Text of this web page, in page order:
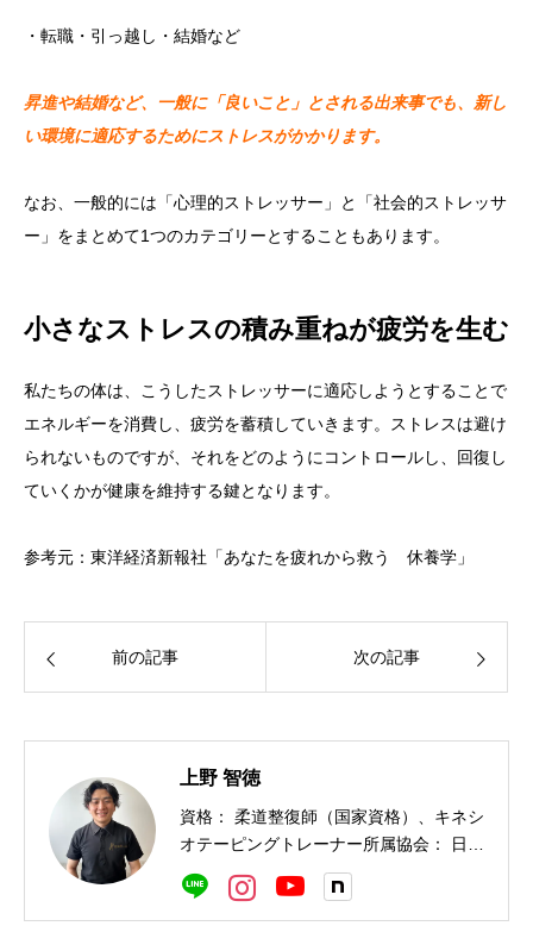
・転職・引っ越し・結婚など
昇進や結婚など、一般に「良いこと」とされる出来事でも、新し
い環境に適応するためにストレスがかかります。
なお、一般的には「心理的ストレッサー」と「社会的ストレッサ
ー」をまとめて1つのカテゴリーとすることもあります。
小さなストレスの積み重ねが疲労を生む
私たちの体は、こうしたストレッサーに適応しようとすることで
エネルギーを消費し、疲労を蓄積していきます。ストレスは避け
られないものですが、それをどのようにコントロールし、回復し
ていくかが健康を維持する鍵となります。
参考元：東洋経済新報社「あなたを疲れから救う 休養学」
前の記事 次の記事
上野 智徳
資格： 柔道整復師（国家資格）、キネシ
オテーピングトレーナー所属協会： 日本
カイロプラクティックリサーチ協会 一般
社団法人 日本治療協会 一般社団法人
キネシテーピング協会学会報告： 日本柔